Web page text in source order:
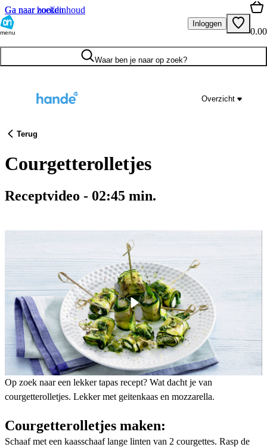
Ga naar hoofdinhoud
Ga naar zoeken
menu
Inloggen
0.00
Waar ben je naar op zoek?
Overzicht
Terug
Courgetterolletjes
Receptvideo - 02:45 min.
Op zoek naar een lekker tapas recept? Wat dacht je van
courgetterolletjes. Lekker met geitenkaas en mozzarella.
Courgetterolletjes maken:
Schaaf met een kaasschaaf lange linten van 2 courgettes. Rasp de